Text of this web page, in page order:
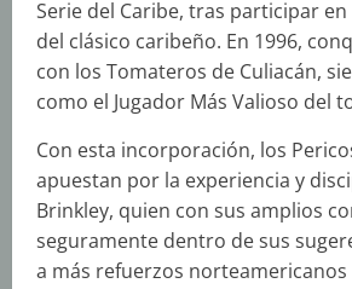
Serie del Caribe, tras participar
del clásico caribeño. En 1996,
con los Tomateros de Culiacán,
como el Jugador Más Valioso del
Con esta incorporación, los
apuestan por la experiencia y
Brinkley, quien con sus amplios
seguramente dentro de sus
a más refuerzos